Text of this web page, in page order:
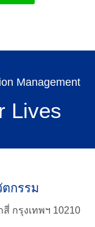
Management
Lives
กรรม
กรุงเทพฯ 10210